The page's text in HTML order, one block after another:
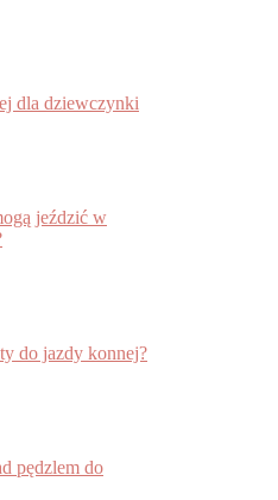
dla dziewczynki
jeździć w
do jazdy konnej?
pędzlem do